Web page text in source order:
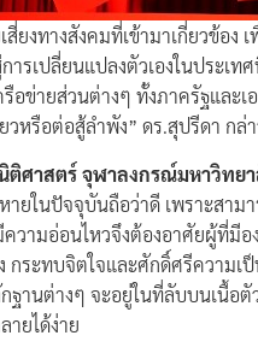
ยงทางสังคมที่เข้ามาเกี่ยวข้อง
ารเปลี่ยนแปลงตัวเองในประเ
อข่ายส่วนต่างๆ ทั้งภาครัฐและ
วหรือต่อสู้ลำพัง” ดร.สุปรีดา กล่
ศาสตร์ จุฬาลงกรณ์มหาวิทยา
ยในปัจจุบันถือว่าดี เพราะสาม
วามอ่อนไหวจึงต้องอาศัยผู้ที่มี
กระทบจิตใจและศักดิ์ศรีความ
านต่างๆ จะอยู่ในที่ลับบนเนื้อตั
ยได้ง่าย